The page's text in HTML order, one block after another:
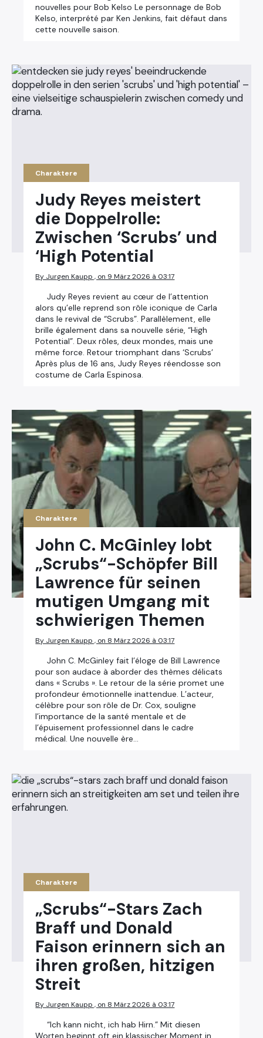
nouvelles pour Bob Kelso Le personnage de Bob
Kelso, interprété par Ken Jenkins, fait défaut dans
cette nouvelle saison.
Charaktere
Judy Reyes meistert
die Doppelrolle:
Zwischen ‘Scrubs’ und
‘High Potential
By Jurgen Kaupp , on 9 März 2026 à 03:17
Judy Reyes revient au cœur de l’attention
alors qu’elle reprend son rôle iconique de Carla
dans le revival de “Scrubs”. Parallèlement, elle
brille également dans sa nouvelle série, “High
Potential”. Deux rôles, deux mondes, mais une
même force. Retour triomphant dans ‘Scrubs’
Après plus de 16 ans, Judy Reyes réendosse son
costume de Carla Espinosa.
Charaktere
John C. McGinley lobt
„Scrubs“-Schöpfer Bill
Lawrence für seinen
mutigen Umgang mit
schwierigen Themen
By Jurgen Kaupp , on 8 März 2026 à 03:17
John C. McGinley fait l’éloge de Bill Lawrence
pour son audace à aborder des thèmes délicats
dans « Scrubs ». Le retour de la série promet une
profondeur émotionnelle inattendue. L’acteur,
célèbre pour son rôle de Dr. Cox, souligne
l’importance de la santé mentale et de
l’épuisement professionnel dans le cadre
médical. Une nouvelle ère…
Charaktere
„Scrubs“-Stars Zach
Braff und Donald
Faison erinnern sich an
ihren großen, hitzigen
Streit
By Jurgen Kaupp , on 8 März 2026 à 03:17
“Ich kann nicht, ich hab Hirn.” Mit diesen
Worten beginnt oft ein klassischer Moment in